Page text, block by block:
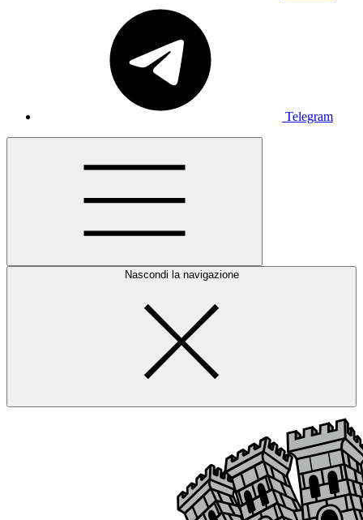
Telegram
Nascondi la navigazione